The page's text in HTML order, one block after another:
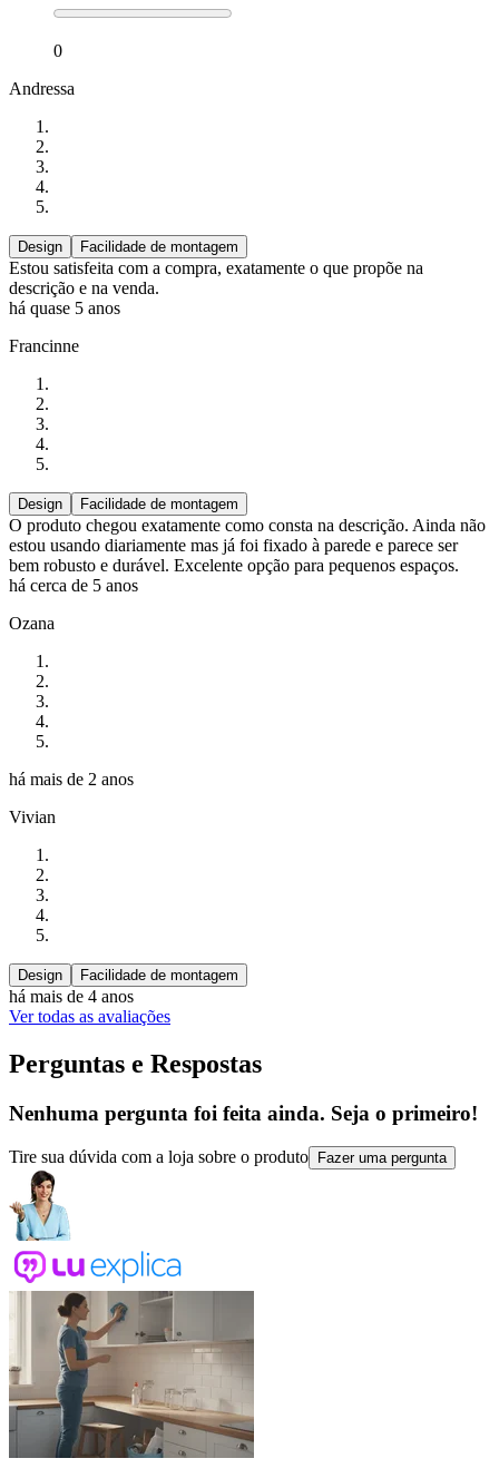
0
Andressa
Design Facilidade de montagem
Estou satisfeita com a compra, exatamente o que propõe na
descrição e na venda.
há quase 5 anos
Francinne
Design Facilidade de montagem
O produto chegou exatamente como consta na descrição. Ainda não
estou usando diariamente mas já foi fixado à parede e parece ser
bem robusto e durável. Excelente opção para pequenos espaços.
há cerca de 5 anos
Ozana
há mais de 2 anos
Vivian
Design Facilidade de montagem
há mais de 4 anos
Ver todas as avaliações
Perguntas e Respostas
Nenhuma pergunta foi feita ainda. Seja o primeiro!
Tire sua dúvida com a loja sobre o produto Fazer uma pergunta